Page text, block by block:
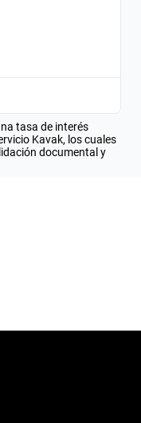
tasa de interés
Kavak, los cuales
documental y